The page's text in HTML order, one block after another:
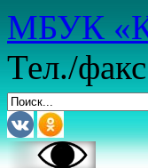
МБУК
Тел./